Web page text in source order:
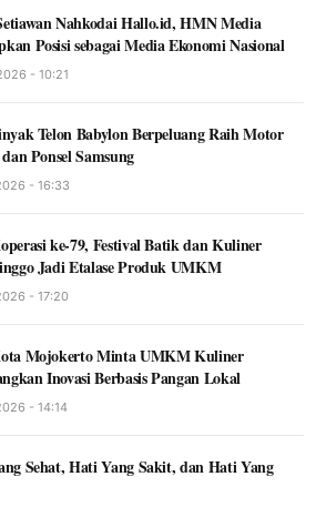
Nahkodai Hallo.id, HMN Media
Posisi sebagai Media Ekonomi Nasional
- 10:21
Telon Babylon Berpeluang Raih Motor
Ponsel Samsung
- 16:33
ke-79, Festival Batik dan Kuliner
Jadi Etalase Produk UMKM
- 17:20
Mojokerto Minta UMKM Kuliner
Inovasi Berbasis Pangan Lokal
- 14:14
Sehat, Hati Yang Sakit, dan Hati Yang